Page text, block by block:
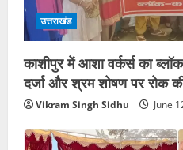
उत्तराखंड
काशीपुर में आशा वर्कर्स का
दर्जा और श्रम शोषण पर रोक
Vikram Singh Sidhu June